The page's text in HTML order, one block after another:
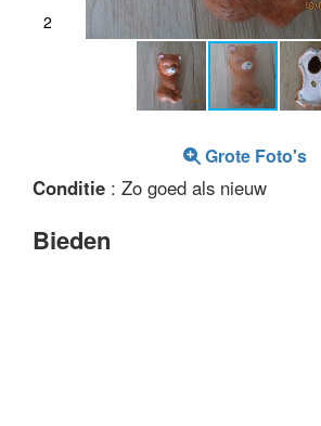
2
Grote Foto's
Conditie : Zo goed als nieuw
Bieden